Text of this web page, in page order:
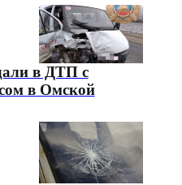
в ДТП с
в Омской